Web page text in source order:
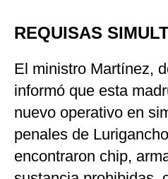
REQUISAS
El ministro Martínez,
informó que esta
nuevo operativo en
penales de
encontraron chip,